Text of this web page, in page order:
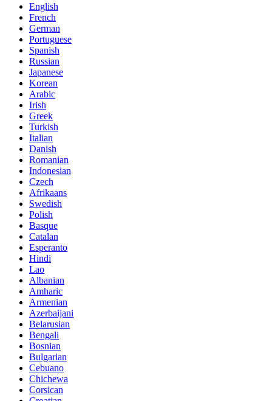
English
French
German
Portuguese
Spanish
Russian
Japanese
Korean
Arabic
Irish
Greek
Turkish
Italian
Danish
Romanian
Indonesian
Czech
Afrikaans
Swedish
Polish
Basque
Catalan
Esperanto
Hindi
Lao
Albanian
Amharic
Armenian
Azerbaijani
Belarusian
Bengali
Bosnian
Bulgarian
Cebuano
Chichewa
Corsican